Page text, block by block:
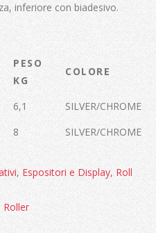
inferiore con biadesivo.
PESO
KG
COLORE
6,1
SILVER/CHROME
8 SILVER/CHROME
, Espositori e Display, Roll
Roller